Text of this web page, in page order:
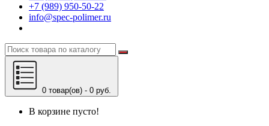
+7 (989) 950-50-22
info@spec-polimer.ru
0 товар(ов) - 0 руб.
В корзине пусто!